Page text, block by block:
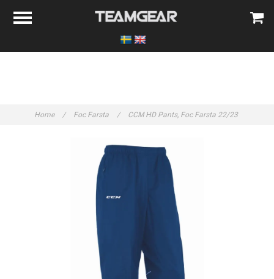
Home / Foc Farsta / CCM HD Pants, Foc Farsta 22/23